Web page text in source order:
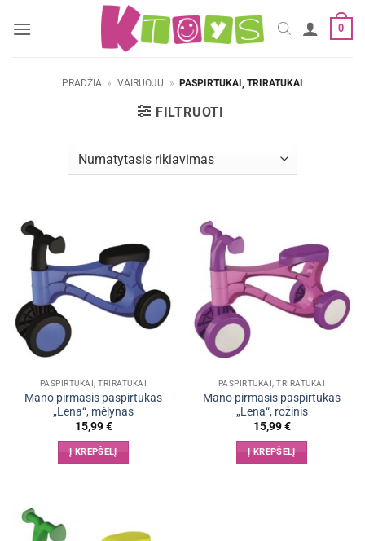
0
PRADŽIA » VAIRUOJU » PASPIRTUKAI, TRIRATUKAI
FILTRUOTI
PASPIRTUKAI, TRIRATUKAI
Mano pirmasis paspirtukas
„Lena“, mėlynas
15,99€
Į KREPŠELĮ
PASPIRTUKAI, TRIRATUKAI
Mano pirmasis paspirtukas
„Lena“, rožinis
15,99€
Į KREPŠELĮ